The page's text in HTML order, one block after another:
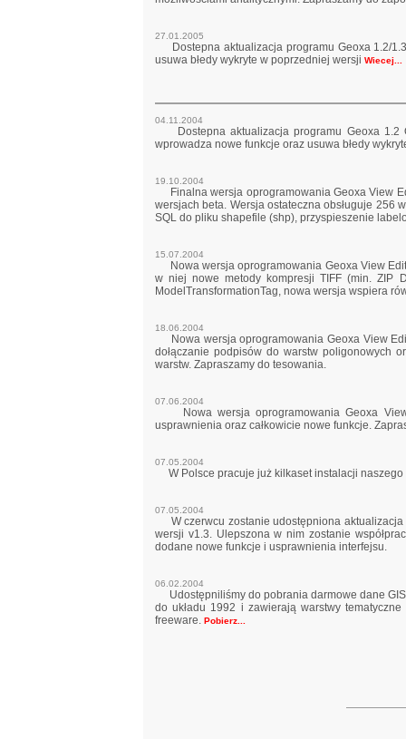
27.01.2005
Dostepna aktualizacja programu Geoxa 1.2/
usuwa błedy wykryte w poprzedniej wersji Wiecej...
04.11.2004
Dostepna aktualizacja programu Geoxa 1.2
wprowadza nowe funkcje oraz usuwa błedy
19.10.2004
Finalna wersja oprogramowania Geoxa View
wersjach beta. Wersja ostateczna obsługuje 256
SQL do pliku shapefile (shp), przyspieszenie
15.07.2004
Nowa wersja oprogramowania Geoxa View
w niej nowe metody kompresji TIFF (min. ZIP
ModelTransformationTag, nowa wersja wspiera
18.06.2004
Nowa wersja oprogramowania Geoxa View
dołączanie podpisów do warstw poligonowych
warstw. Zapraszamy do tesowania.
07.06.2004
Nowa wersja oprogramowania Geoxa View
usprawnienia oraz całkowicie nowe funkcje.
07.05.2004
W Polsce pracuje już kilkaset instalacji naszego
07.05.2004
W czerwcu zostanie udostępniona aktualizacja
wersji v1.3. Ulepszona w nim zostanie
dodane nowe funkcje i usprawnienia interfejsu.
06.02.2004
Udostępniliśmy do pobrania darmowe dane
do układu 1992 i zawierają warstwy
freeware. Pobierz...